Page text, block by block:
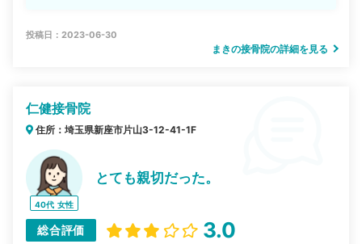
投稿日：2023-06-30
まきの接骨院の詳細を見る
仁健接骨院
住所：埼玉県新座市片山3-12-41-1F
40代 女性
とても親切だった。
総合評価 3.0